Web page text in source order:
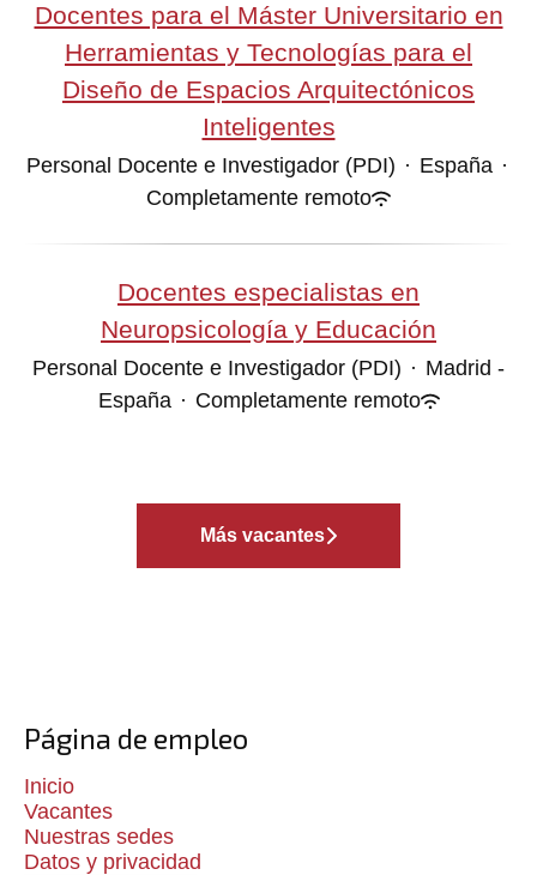
Docentes para el Máster Universitario en
Herramientas y Tecnologías para el
Diseño de Espacios Arquitectónicos
Inteligentes
Personal Docente e Investigador (PDI) · España ·
Completamente remoto
Docentes especialistas en
Neuropsicología y Educación
Personal Docente e Investigador (PDI) · Madrid -
España · Completamente remoto
Más vacantes
Página de empleo
Inicio
Vacantes
Nuestras sedes
Datos y privacidad